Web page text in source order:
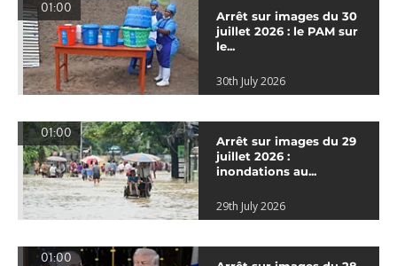
01:00
Arrêt sur images du 30
juillet 2026 : le PAM sur
le...
30th July 2026
01:00
Arrêt sur images du 29
juillet 2026 :
inondations au...
29th July 2026
01:00